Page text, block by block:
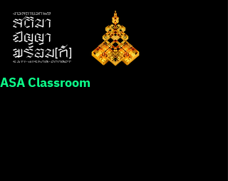
ASA Classroom